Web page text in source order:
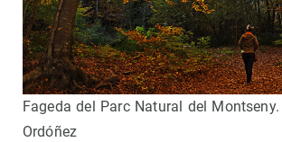
Fageda del Parc Natural del
Ordóñez